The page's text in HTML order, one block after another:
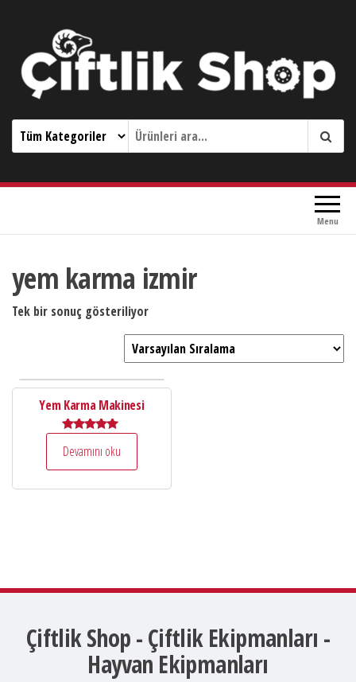
Çiftlik Shop 0533 644 3989
Menu
yem karma izmir
Tek bir sonuç gösteriliyor
Yem Karma Makinesi
5.00
Devamını oku
Çiftlik Shop - Çiftlik Ekipmanları -
Hayvan Ekipmanları